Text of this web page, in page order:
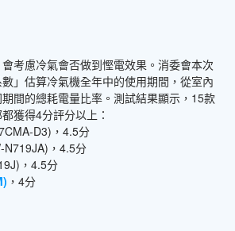
考慮冷氣會否做到慳電效果。消委會本次
」估算冷氣機全年中的使用期間，從室內
間的總耗電量比率。測試結果顯示，15款
獲得4分評分以上：
D3)，4.5分
N719JA)，4.5分
，4.5分
，4分